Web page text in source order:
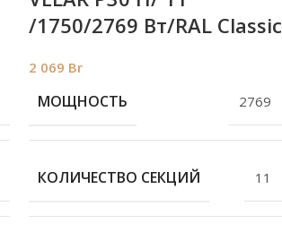
/1750/2769 Вт/RAL Classic
2 069 Br
МОЩНОСТЬ 2769
КОЛИЧЕСТВО СЕКЦИЙ 11